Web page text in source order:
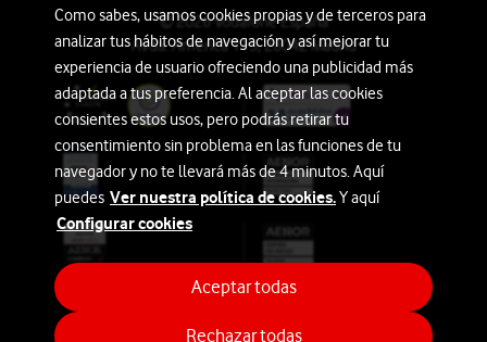
menos
Medio:
128GB
© 2026 Vodafone España
Avda. América 115, 28042 Madrid
Como sabes, usamos cookies propias y de terceros para
analizar tus hábitos de navegación y así mejorar tu
experiencia de usuario ofreciendo una publicidad más
adaptada a tus preferencia. Al aceptar las cookies
consientes estos usos, pero podrás retirar tu
consentimiento sin problema en las funciones de tu
navegador y no te llevará más de 4 minutos. Aquí
puedes Ver nuestra política de cookies.Y aquí
Configurar cookies
Rechazar todas
Aceptar todas